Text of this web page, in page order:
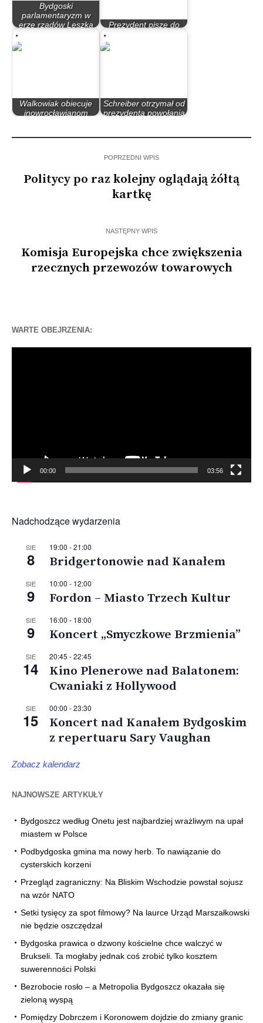
Bydgoski
parlamentaryzm w
erze rządów Leszka
Prezydent pisze do
Walkowiak obiecuje
inowrocławianom
Schreiber otrzymał od
prezydenta powołania
POPRZEDNI WPIS
Politycy po raz kolejny oglądają żółtą
kartkę
NASTĘPNY WPIS
Komisja Europejska chce zwiększenia
rzecznych przewozów towarowych
WARTE OBEJRZENIA:
00:00 03:56
Nadchodzące wydarzenia
SIE
8
19:00 -21:00
Bridgertonowie nad Kanałem
SIE
9
10:00 - 12:00
Fordon – Miasto Trzech Kultur
SIE
9
16:00 - 18:00
Koncert „Smyczkowe Brzmienia”
SIE
14
20:45 -22:45
Kino Plenerowe nad Balatonem:
Cwaniaki z Hollywood
SIE
15
00:00 -23:30
Koncert nad Kanałem Bydgoskim
z repertuaru Sary Vaughan
Zobacz kalendarz
NAJNOWSZE ARTYKUŁY
Bydgoszcz według Onetu jest najbardziej wrażliwym na upał
miastem w Polsce
Podbydgoska gmina ma nowy herb. To nawiązanie do
cysterskich korzeni
Przegląd zagraniczny: Na Bliskim Wschodzie powstał sojusz
na wzór NATO
Setki tysięcy za spot filmowy? Na laurce Urząd Marszałkowski
nie będzie oszczędzał
Bydgoska prawica o dzwony kościelne chce walczyć w
Brukseli. Ta mogłaby jednak coś zrobić tylko kosztem
suwerenności Polski
Bezrobocie rosło – a Metropolia Bydgoszcz okazała się
zieloną wyspą
Pomiędzy Dobrczem i Koronowem dojdzie do zmiany granic